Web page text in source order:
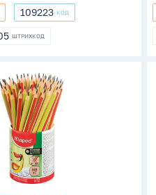
109223
109223 КОД
ШТРИХКОД